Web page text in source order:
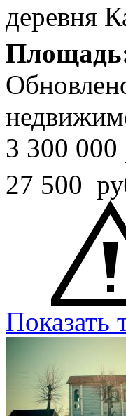
деревня
3 300 000
27 500
Показать